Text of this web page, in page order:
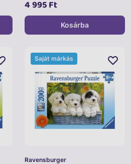
4 995 Ft
Kosárba
Ravensburger
Saját márkás